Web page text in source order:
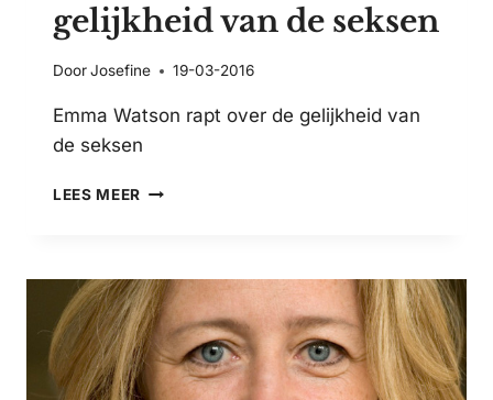
gelijkheid van de seksen
DoorJosefine 19-03-2016
Emma Watson rapt over de gelijkheid van
de seksen
LEES MEER EMMA
VAN
DE
SEKSEN